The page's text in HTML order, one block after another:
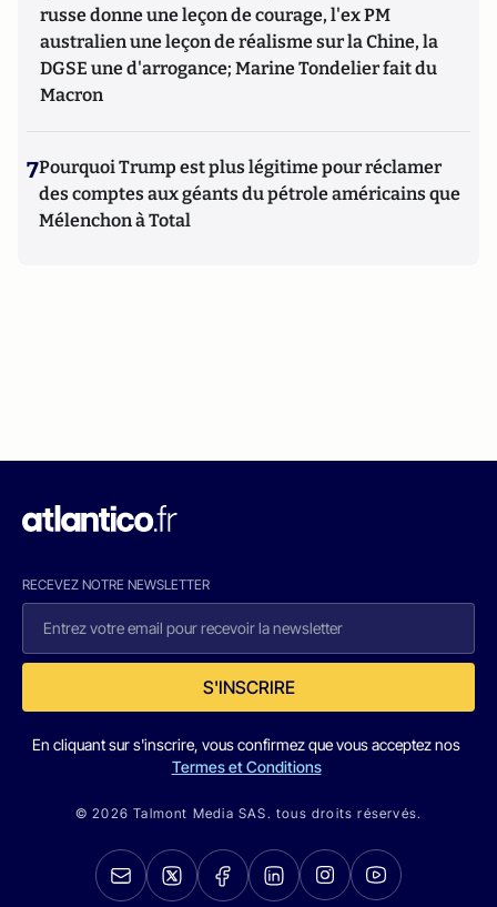
russe donne une leçon de courage, l'ex PM
australien une leçon de réalisme sur la Chine, la
DGSE une d'arrogance; Marine Tondelier fait du
Macron
7Pourquoi Trump est plus légitime pour réclamer
des comptes aux géants du pétrole américains que
Mélenchon à Total
RECEVEZ NOTRE NEWSLETTER
S'INSCRIRE
En cliquant sur s'inscrire, vous confirmez que vous acceptez nos
Termes et Conditions
© 2026 Talmont Media SAS. tous droits réservés.